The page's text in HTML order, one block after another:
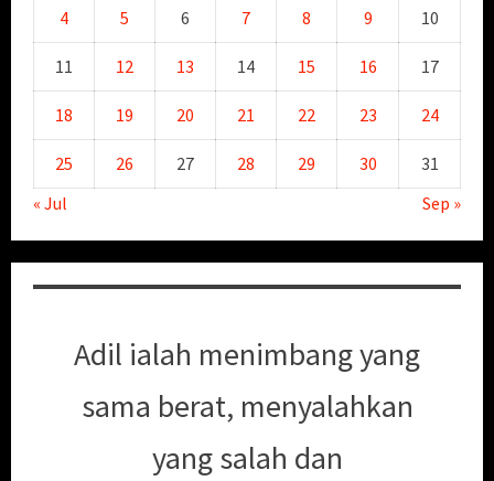
4 5 6 7 8 9 10
11 12 13 14 15 16 17
18 19 20 21 22 23 24
25 26 27 28 29 30
31
« Jul
Sep »
Adil ialah menimbang yang
sama berat, menyalahkan
yang salah dan